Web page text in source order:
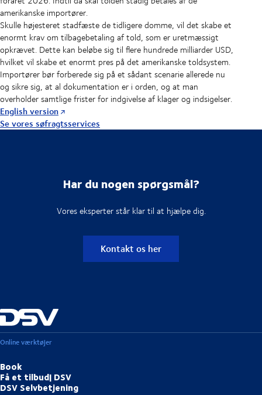
amerikanske importører.
Skulle højesteret stadfæste de tidligere domme, vil det skabe et
enormt krav om tilbagebetaling af told, som er uretmæssigt
opkrævet. Dette kan beløbe sig til flere hundrede milliarder USD,
hvilket vil skabe et enormt pres på det amerikanske toldsystem.
Importører bør forberede sig på et sådant scenarie allerede nu
og sikre sig, at al dokumentation er i orden, og at man
overholder samtlige frister for indgivelse af klager og indsigelser.
English version
Se vores søfragtsservices
Har du nogen spørgsmål?
Vores eksperter står klar til at hjælpe dig.
Kontakt os her
Online værktøjer
Book
Få et tilbud| DSV
DSV Selvbetjening